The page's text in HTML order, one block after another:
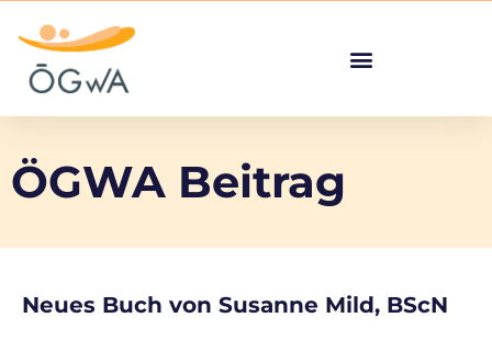
ÖGWA Beitrag
Neues Buch von Susanne Mild, BScN